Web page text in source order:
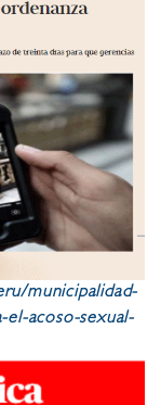
municipalidad-
el-acoso-sexual-